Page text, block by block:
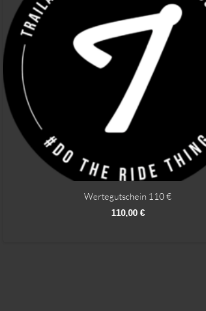
Wertegutschein 110 €
110,00 €